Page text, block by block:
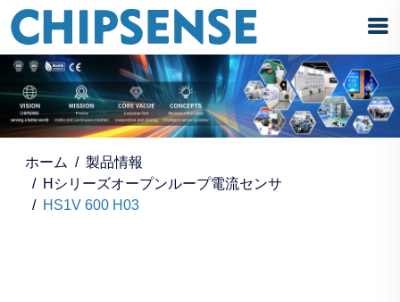
ホーム
製品情報
Hシリーズオープンループ電流センサ
HS1V 600 H03